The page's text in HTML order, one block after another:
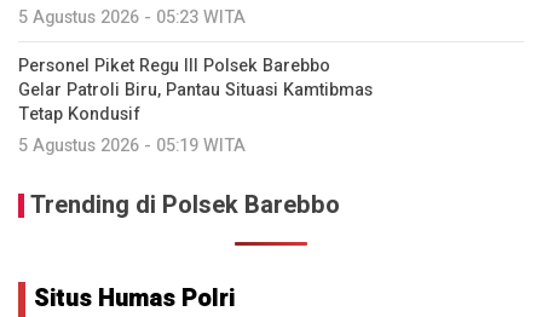
5 Agustus 2026 - 05:23 WITA
Personel Piket Regu III Polsek Barebbo
Gelar Patroli Biru, Pantau Situasi Kamtibmas
Tetap Kondusif
5 Agustus 2026 - 05:19 WITA
Trending di Polsek Barebbo
Situs Humas Polri